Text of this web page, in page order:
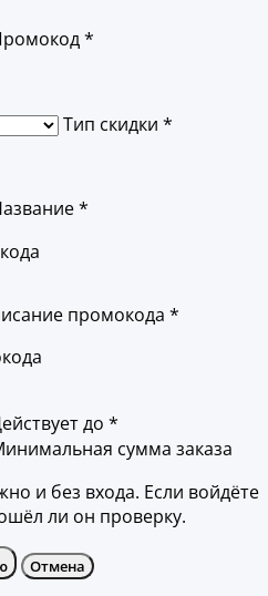
*
Тип скидки *
*
промокода *
до *
сумма заказа
и без входа. Если войдёте
ли он проверку.
Отмена